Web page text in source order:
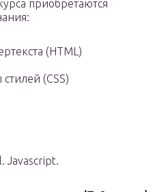
приобретаются
(HTML)
(CSS)
Javascript.